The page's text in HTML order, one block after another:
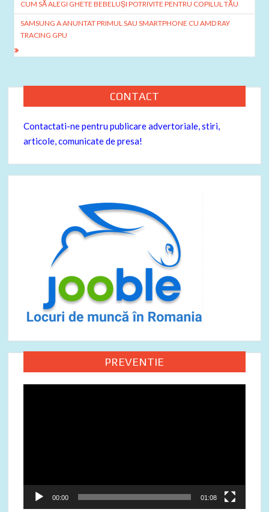
o
k
ă
în
articole
CUM SĂ ALEGI GHETE BEBELUȘI POTRIVITE PENTRU COPILUL TĂU
SAMSUNG A ANUNTAT PRIMUL SAU SMARTPHONE CU AMD RAY
TRACING GPU
CONTACT
Contactati-ne pentru publicare advertoriale, stiri,
articole, comunicate de presa!
PREVENTIE
00:00 01:08